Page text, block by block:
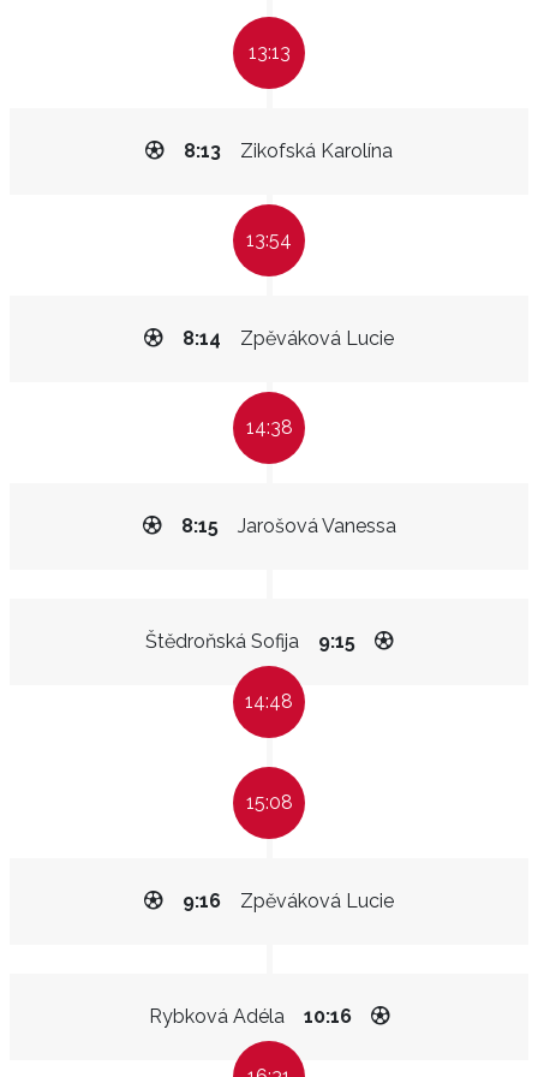
13:13
Zikofská Karolína
8:13
13:54
Zpěváková Lucie
8:14
14:38
Jarošová Vanessa
8:15
Štědroňská Sofija 9:15
14:48
15:08
Zpěváková Lucie
9:16
Rybková Adéla 10:16